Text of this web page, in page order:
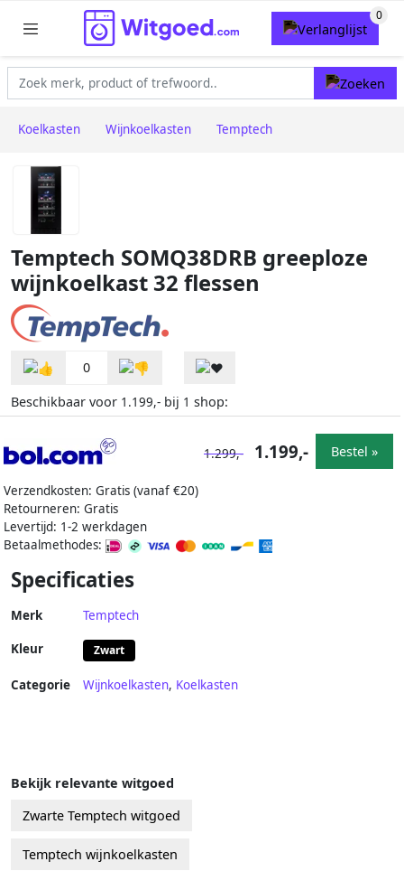
Koelkasten Wijnkoelkasten Temptech
Temptech SOMQ38DRB greeploze
wijnkoelkast 32 flessen
0
Beschikbaar voor 1.199,- bij 1 shop:
Verzendkosten: Gratis (vanaf €20)
Retourneren: Gratis
Levertijd: 1-2 werkdagen
Betaalmethodes:
1.299,- 1.199,- Bestel »
Specificaties
Merk Temptech
Kleur Zwart
Categorie Wijnkoelkasten, Koelkasten
Bekijk relevante witgoed
Zwarte Temptech witgoed
Temptech wijnkoelkasten